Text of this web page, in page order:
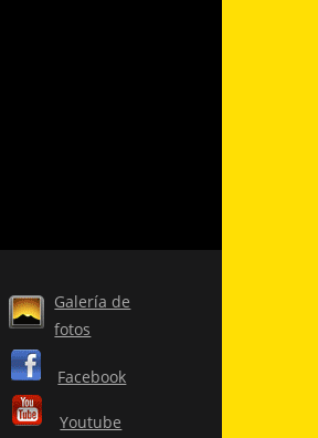
Galería de
fotos
Facebook
Youtube